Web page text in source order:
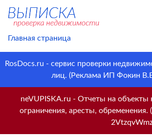
Главная страница
RosDocs.ru - сервис проверки
лиц. (Реклама ИП Фокин
neVUPISKA.ru - Отчеты на
ограничения, аресты,